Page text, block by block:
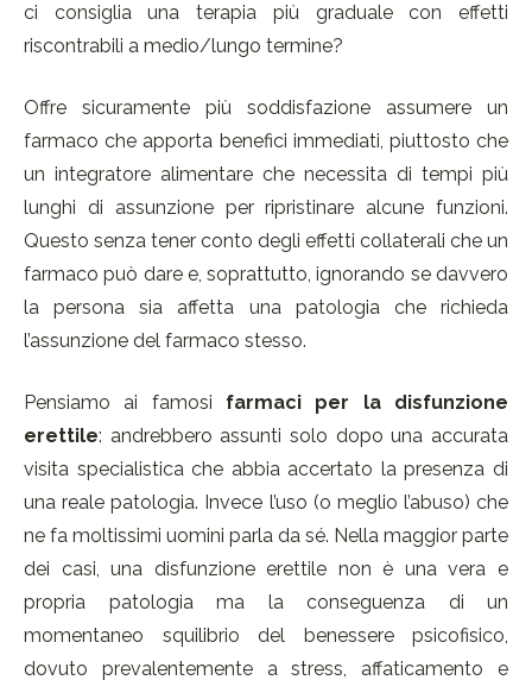
ci consiglia una terapia più graduale con effetti
riscontrabili a medio/lungo termine?
Offre sicuramente più soddisfazione assumere un
farmaco che apporta benefici immediati, piuttosto che
un integratore alimentare che necessita di tempi più
lunghi di assunzione per ripristinare alcune funzioni.
Questo senza tener conto degli effetti collaterali che un
farmaco può dare e, soprattutto, ignorando se davvero
la persona sia affetta una patologia che richieda
l’assunzione del farmaco stesso.
Pensiamo ai famosi farmaci per la disfunzione
erettile: andrebbero assunti solo dopo una accurata
visita specialistica che abbia accertato la presenza di
una reale patologia. Invece l’uso (o meglio l’abuso) che
ne fa moltissimi uomini parla da sé. Nella maggior parte
dei casi, una disfunzione erettile non è una vera e
propria patologia ma la conseguenza di un
momentaneo squilibrio del benessere psicofisico,
dovuto prevalentemente a stress, affaticamento e